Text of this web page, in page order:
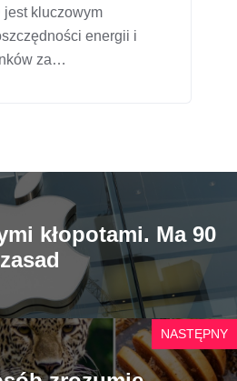
jest kluczowym
energii i
za…
kłopotami. Ma 90
NASTĘPNY